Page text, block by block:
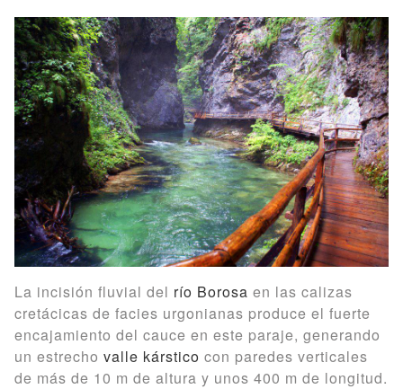
La incisión fluvial del río Borosa en las calizas
cretácicas de facies urgonianas produce el fuerte
encajamiento del cauce en este paraje, generando
un estrecho valle kárstico con paredes verticales
de más de 10 m de altura y unos 400 m de longitud.